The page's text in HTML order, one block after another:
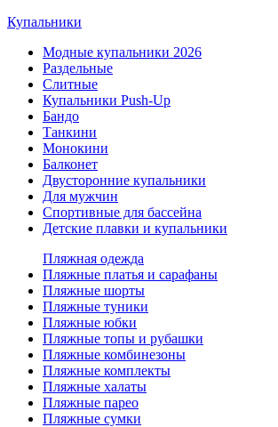
Купальники
Модные купальники 2026
Раздельные
Слитные
Купальники Push-Up
Бандо
Танкини
Монокини
Балконет
Двусторонние купальники
Для мужчин
Спортивные для бассейна
Детские плавки и купальники
Пляжная одежда
Пляжные платья и сарафаны
Пляжные шорты
Пляжные туники
Пляжные юбки
Пляжные топы и рубашки
Пляжные комбинезоны
Пляжные комплекты
Пляжные халаты
Пляжные парео
Пляжные сумки